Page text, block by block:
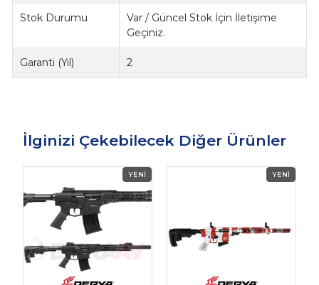
Stok Durumu
Var / Güncel Stok İçin İletişime
Geçiniz.
Garanti (Yıl) 2
İlginizi Çekebilecek Diğer Ürünler